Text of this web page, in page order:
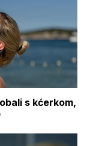
s kćerkom,